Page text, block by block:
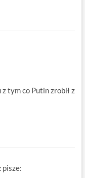
tym co Putin zrobił z
pisze: